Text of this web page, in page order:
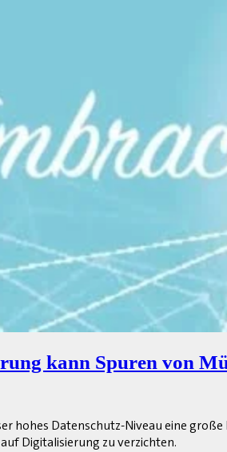
kann Spuren von
hohes Datenschutz-Niveau eine
Digitalisierung zu verzichten.